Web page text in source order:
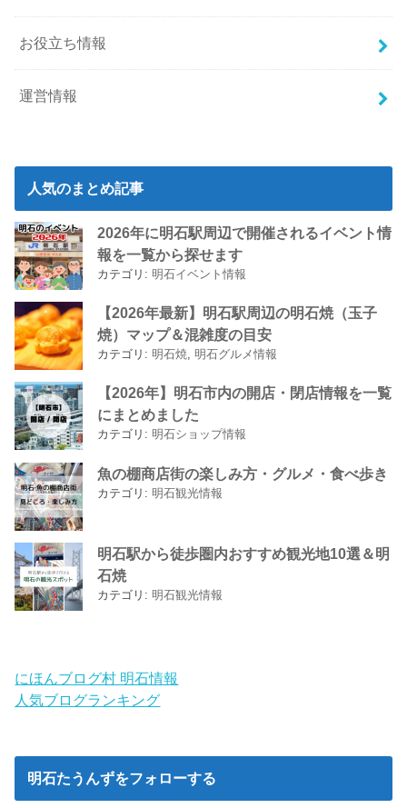
お役立ち情報
運営情報
人気のまとめ記事
2026年に明石駅周辺で開催されるイベント情
報を一覧から探せます
カテゴリ:明石イベント情報
【2026年最新】明石駅周辺の明石焼（玉子
焼）マップ＆混雑度の目安
カテゴリ:明石焼,明石グルメ情報
【2026年】明石市内の開店・閉店情報を一覧
にまとめました
カテゴリ:明石ショップ情報
魚の棚商店街の楽しみ方・グルメ・食べ歩き
カテゴリ:明石観光情報
明石駅から徒歩圏内おすすめ観光地10選＆明
石焼
カテゴリ:明石観光情報
にほんブログ村 明石情報
人気ブログランキング
明石たうんずをフォローする